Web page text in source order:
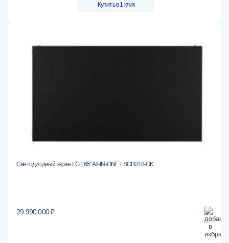
Купить в 1 клик
Светодиодный экран LG 165" All-IN-ONE LSCB018-GK
29 990 000 ₽